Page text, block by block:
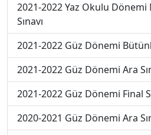
2021-2022 Yaz Okulu
Sınavı
2021-2022 Güz Dönemi
2021-2022 Güz Dönemi Ara
2021-2022 Güz Dönemi Final
2020-2021 Güz Dönemi Ara